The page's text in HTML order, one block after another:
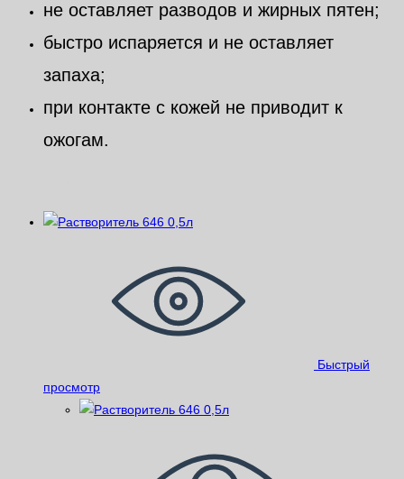
не оставляет разводов и жирных пятен;
быстро испаряется и не оставляет
запаха;
при контакте с кожей не приводит к
ожогам.
Быстрый
просмотр